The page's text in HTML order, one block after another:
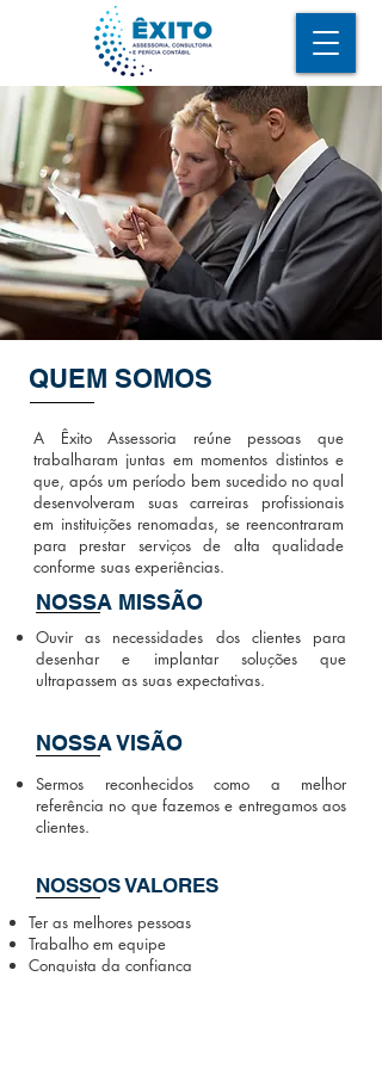
QUEM SOMOS
A Êxito Assessoria reúne pessoas que
trabalharam juntas em momentos distintos e
que, após um período bem sucedido no qual
desenvolveram suas carreiras profissionais
em instituições renomadas, se reencontraram
para prestar serviços de alta qualidade
conforme suas experiências.
NOSSA MISSÃO
Ouvir as necessidades dos clientes para
desenhar e implantar soluções que
ultrapassem as suas expectativas.
NOSSA VISÃO
Sermos reconhecidos como a melhor
referência no que fazemos e entregamos aos
clientes.
NOSSOS VALORES
Ter as melhores pessoas
Trabalho em equipe
Conquista da confiança